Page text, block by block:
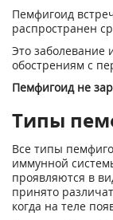
Пемфигоид
распространен
Это заболевание
обострениям с
Пемфигоид не
Типы
Все типы
иммунной
проявляются в
принято
когда на теле